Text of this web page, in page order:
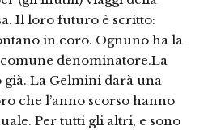
Il loro futuro è scritto:
in coro. Ognuno ha la
denominatore.La
La Gelmini darà una
che l’anno scorso hanno
Per tutti gli altri, e sono